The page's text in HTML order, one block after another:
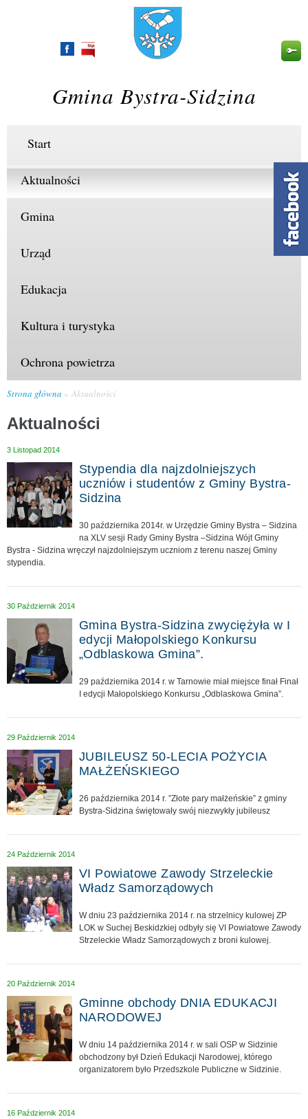
Przejdź
Gmina Bystra-Sidzina
Start
Aktualności
Gmina
Urząd
Edukacja
Kultura i turystyka
Ochrona powietrza
Strona główna Aktualności
Aktualności
3 Listopad 2014
Stypendia dla najzdolniejszych
uczniów i studentów z Gminy Bystra-
Sidzina
30 października 2014r. w Urzędzie Gminy Bystra – Sidzina
na XLV sesji Rady Gminy Bystra –Sidzina Wójt Gminy
Bystra - Sidzina wręczył najzdolniejszym uczniom z terenu naszej Gminy
stypendia.
30 Październik 2014
Gmina Bystra-Sidzina zwyciężyła w I
edycji Małopolskiego Konkursu
„Odblaskowa Gmina”.
29 października 2014 r. w Tarnowie miał miejsce finał Finał
I edycji Małopolskiego Konkursu „Odblaskowa Gmina”.
29 Październik 2014
JUBILEUSZ 50-LECIA POŻYCIA
MAŁŻEŃSKIEGO
26 października 2014 r. ”Złote pary małżeńskie” z gminy
Bystra-Sidzina świętowały swój niezwykły jubileusz
24 Październik 2014
VI Powiatowe Zawody Strzeleckie
Władz Samorządowych
W dniu 23 października 2014 r. na strzelnicy kulowej ZP
LOK w Suchej Beskidzkiej odbyły się VI Powiatowe Zawody
Strzeleckie Władz Samorządowych z broni kulowej.
20 Październik 2014
Gminne obchody DNIA EDUKACJI
NARODOWEJ
W dniu 14 października 2014 r. w sali OSP w Sidzinie
obchodzony był Dzień Edukacji Narodowej, którego
organizatorem było Przedszkole Publiczne w Sidzinie.
16 Październik 2014